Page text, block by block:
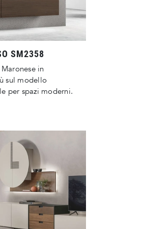
SM2358
in
sul modello
per spazi moderni.